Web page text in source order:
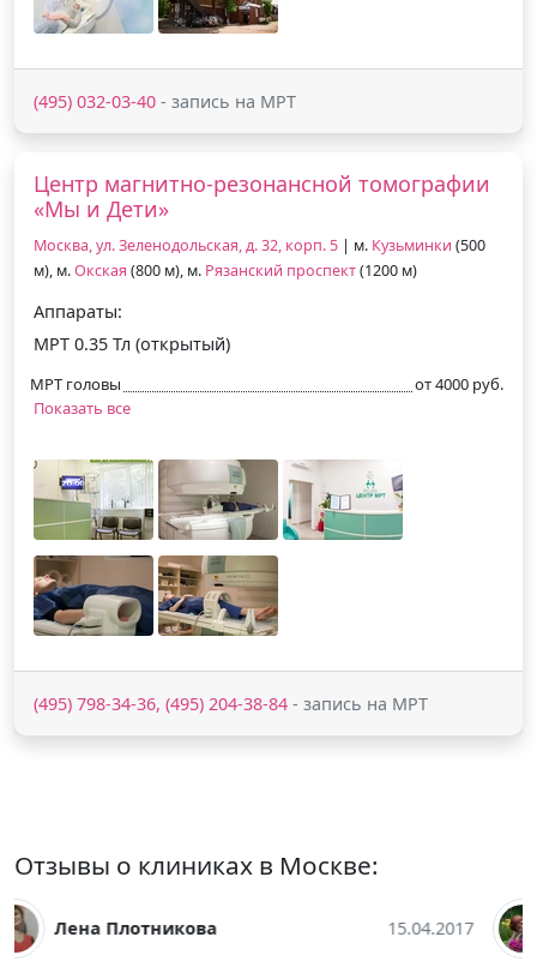
(495) 032-03-40 - запись на МРТ
Центр магнитно-резонансной томографии
«Мы и Дети»
Москва, ул. Зеленодольская, д. 32, корп. 5 | м. Кузьминки (500
м), м.Окская (800 м), м. Рязанский проспект(1200 м)
Аппараты:
МРТ 0.35 Тл (открытый)
МРТ головы
от 4000 руб.
Показать все
(495) 798-34-36, (495) 204-38-84 - запись на МРТ
Отзывы о клиниках в Москве:
Вера Бархатова-Кутищева 02.06.2017